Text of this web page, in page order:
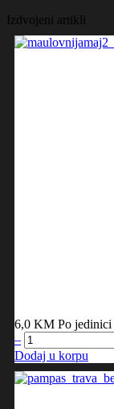
Izdvojeni artikli
6,0 KM Po jedinici
–
Dodaj u korpu